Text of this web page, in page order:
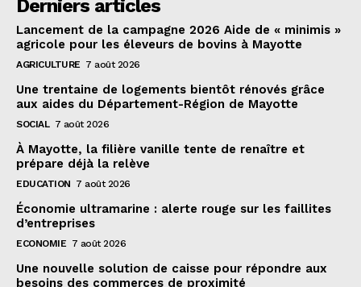
Derniers articles
Lancement de la campagne 2026 Aide de « minimis »
agricole pour les éleveurs de bovins à Mayotte
AGRICULTURE 7 août 2026
Une trentaine de logements bientôt rénovés grâce
aux aides du Département-Région de Mayotte
SOCIAL 7 août 2026
À Mayotte, la filière vanille tente de renaître et
prépare déjà la relève
EDUCATION 7 août 2026
Économie ultramarine : alerte rouge sur les faillites
d’entreprises
ECONOMIE 7 août 2026
Une nouvelle solution de caisse pour répondre aux
besoins des commerces de proximité